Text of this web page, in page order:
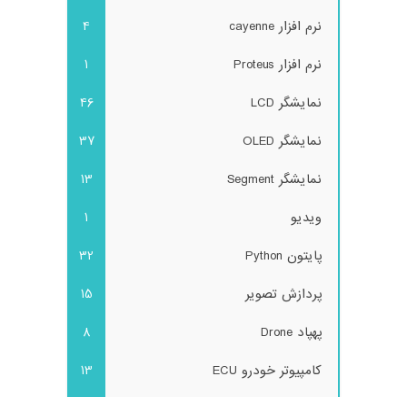
نرم افزار cayenne
4
نرم افزار Proteus
1
نمایشگر LCD
46
نمایشگر OLED
37
نمایشگر Segment
13
ویدیو
1
پایتون Python
32
پردازش تصویر
15
پهپاد Drone
8
کامپیوتر خودرو ECU
13